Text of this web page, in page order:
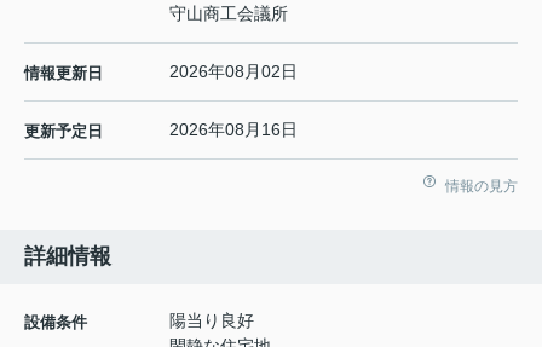
守山商工会議所
情報更新日 2026年08月02日
更新予定日 2026年08月16日
情報の見方
詳細情報
設備条件
陽当り良好